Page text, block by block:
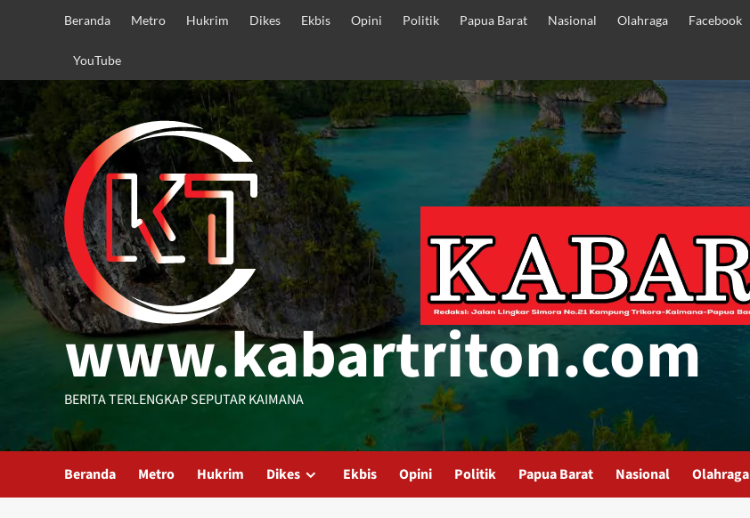
Beranda Metro Hukrim Dikes Ekbis Opini Politik Papua Barat Nasional Olahraga Facebook
YouTube
www.kabartriton.com
BERITA TERLENGKAP SEPUTAR KAIMANA
Beranda Metro Hukrim Dikes Ekbis Opini Politik Papua Barat Nasional Olahraga